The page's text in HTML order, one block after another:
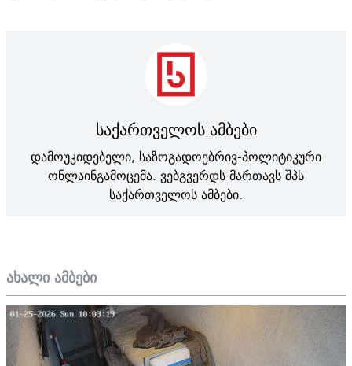
ახალი ამბები
საქართველოს ამბები
დამოუკიდებელი, საზოგადოებრივ-პოლიტიკური
ონლაინგამოცემა. ვებგვერდს მართავს შპს
საქართველოს ამბები.